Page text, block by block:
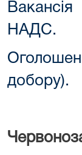
НАДС.
добору).